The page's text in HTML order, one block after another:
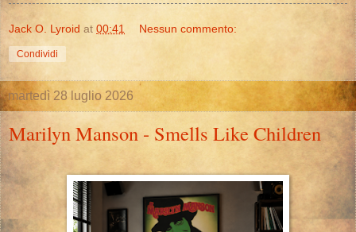
Jack O. Lyroid at 00:41 Nessun commento:
Condividi
martedì 28 luglio 2026
Marilyn Manson - Smells Like Children